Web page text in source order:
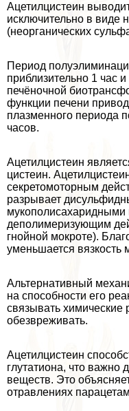
Ацетилцистеин
исключительно в виде
(неорганических
Период
приблизительно 1 час
печёночной
функции печени
плазменного периода
часов.
Ацетилцистеин
цистеин.
секретомоторным
разрывает
мукополисахаридными
деполимеризующим
гнойной мокроте).
уменьшается вязкость
Альтернативный
на способности его
связывать химические
обезвреживать.
Ацетилцистеин
глутатиона, что важно
веществ. Это
отравлениях